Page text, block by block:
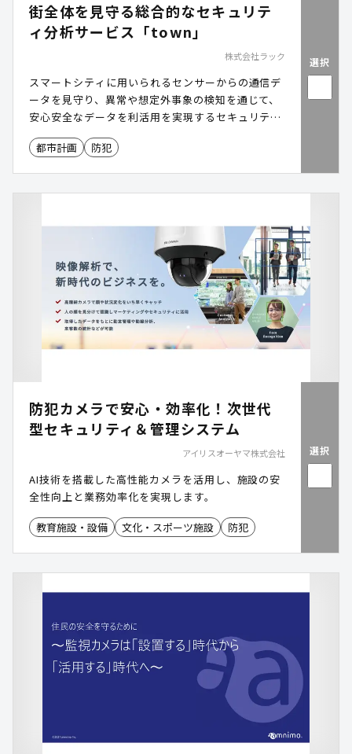
街全体を見守る総合的なセキュリテ
ィ分析サービス「town」
株式会社ラック
スマートシティに用いられるセンサーからの通信デ
ータを見守り、異常や想定外事象の検知を通じて、
安心安全なデータを利活用を実現するセキュリティ
プラットフォームサービス。
都市計画
防犯
選択
防犯カメラで安心・効率化！次世代
型セキュリティ＆管理システム
アイリスオーヤマ株式会社
AI技術を搭載した高性能カメラを活用し、施設の安
全性向上と業務効率化を実現します。
教育施設・設備 文化・スポーツ施設 防犯
選択